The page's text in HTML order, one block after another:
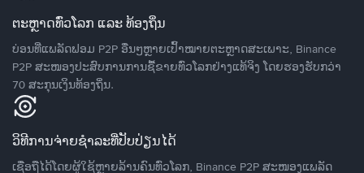
ຕະຫຼາດທົ່ວໂລກ ແລະ ທ້ອງຖິ່ນ
ບ່ອນທີ່ແພລັດຟອມ P2P ອື່ນໆຫຼາຍເປົ້າໝາຍຕະຫຼາດສະເພາະ, Binance
P2P ສະໜອງປະສົບການການຊື້ຂາຍທົ່ວໂລກຢ່າງແທ້ຈິງ ໂດຍຮອງຮັບກວ່າ
70 ສະກຸນເງິນທ້ອງຖິ່ນ.
ວິທີການຈ່າຍຊຳລະທີ່ປັບປ່ຽນໄດ້
ເຊື່ອຖືໄດ້ໂດຍຜູ້ໃຊ້ຫຼາຍລ້ານຄົນທົ່ວໂລກ, Binance P2P ສະໜອງແພລັດ